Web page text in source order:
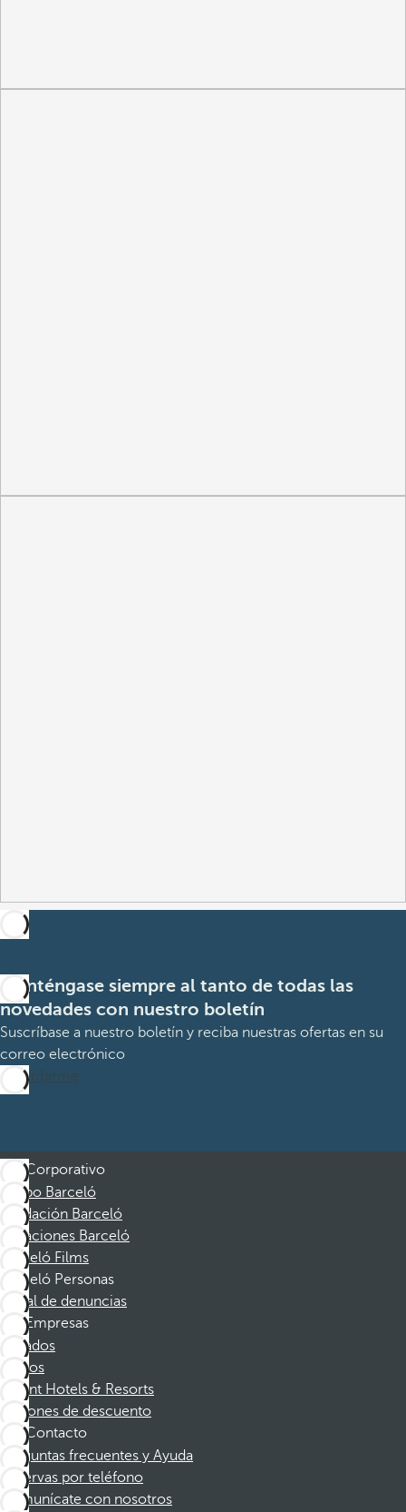
Manténgase siempre al tanto de todas las
novedades con nuestro boletín
Suscríbase a nuestro boletín y reciba nuestras ofertas en su
correo electrónico
Suscribirme
Corporativo
Grupo Barceló
Fundación Barceló
Vacaciones Barceló
Barceló Films
Barceló Personas
Canal de denuncias
Empresas
Afiliados
Socios
Dorint Hotels & Resorts
Cupones de descuento
Contacto
Preguntas frecuentes y Ayuda
Reservas por teléfono
Comunícate con nosotros